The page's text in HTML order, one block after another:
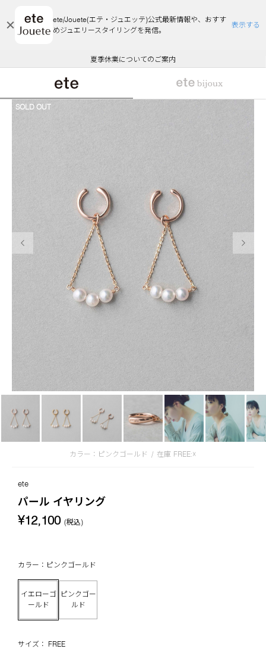
ete/Jouete(エテ・ジュエッテ)公式最新情報や、おすす
めジュエリースタイリングを発信。
表示する
エコラッピング及びエコポイント付与のご案内
ご注文いただいたお品物のお届け状況について
夏季休業についてのご案内
WEB Limited Items >>
採用のご案内
悪質な偽サイトにご注意ください
エコラッピング及びエコポイント付与のご案内
ご注文いただいたお品物のお届け状況について
前の画像
カラー：ピンクゴールド / 在庫 FREE:☓
SOLD OUT
ete
パール イヤリング
¥12,100 (税込)
カラー：ピンクゴールド
イエローゴ
ールド
ピンクゴー
ルド
サイズ： FREE